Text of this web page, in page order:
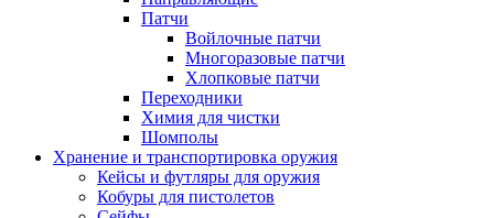
Патчи
Войлочные патчи
Многоразовые патчи
Хлопковые патчи
Переходники
Химия для чистки
Шомполы
Хранение и транспортировка оружия
Кейсы и футляры для оружия
Кобуры для пистолетов